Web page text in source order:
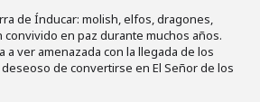
de Índucar: molish, elfos, dragones,
en paz durante muchos años.
a ver amenazada con la llegada de los
de convertirse en El Señor de los